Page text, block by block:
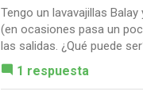
Tengo un lavavajillas
(en ocasiones pasa un
las salidas. ¿Qué puede
1 respuesta